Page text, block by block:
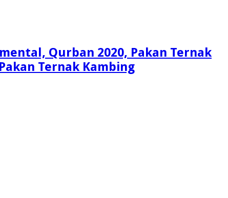
Qurban 2020, Pakan Ternak
Ternak Kambing